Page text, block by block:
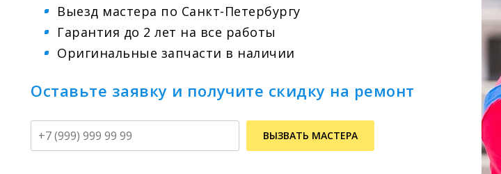
Выезд мастера по Санкт-Петербургу
Гарантия до 2 лет на все работы
Оригинальные запчасти в наличии
Оставьте заявку и получите скидку на ремонт
ВЫЗВАТЬ МАСТЕРА